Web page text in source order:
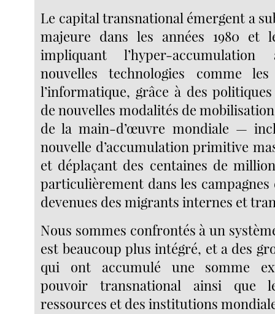
Le capital transnational émergent a
majeure dans les années 1980 et
impliquant l’hyper-
nouvelles technologies comme
l’informatique, grâce à des
de nouvelles modalités de
de la main-d’œuvre mondiale —
nouvelle d’accumulation primitive
et déplaçant des centaines de
particulièrement dans les
devenues des migrants internes et
Nous sommes confrontés à un
est beaucoup plus intégré, et a des
qui ont accumulé une somme
pouvoir transnational ainsi que
ressources et des institutions